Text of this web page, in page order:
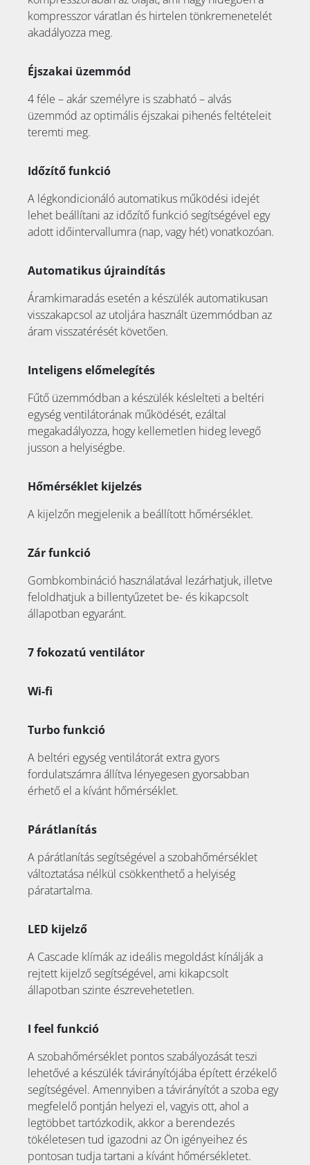
kompresszor váratlan és hirtelen tönkremenetelét
akadályozza meg.
Éjszakai üzemmód
4 féle – akár személyre is szabható – alvás
üzemmód az optimális éjszakai pihenés feltételeit
teremti meg.
Időzítő funkció
A légkondicionáló automatikus működési idejét
lehet beállítani az időzítő funkció segítségével egy
adott időintervallumra (nap, vagy hét) vonatkozóan.
Automatikus újraindítás
Áramkimaradás esetén a készülék automatikusan
visszakapcsol az utoljára használt üzemmódban az
áram visszatérését követően.
Inteligens előmelegítés
Fűtő üzemmódban a készülék késlelteti a beltéri
egység ventilátorának működését, ezáltal
megakadályozza, hogy kellemetlen hideg levegő
jusson a helyiségbe.
Hőmérséklet kijelzés
A kijelzőn megjelenik a beállított hőmérséklet.
Zár funkció
Gombkombináció használatával lezárhatjuk, illetve
feloldhatjuk a billentyűzetet be- és kikapcsolt
állapotban egyaránt.
7 fokozatú ventilátor
Wi-fi
Turbo funkció
A beltéri egység ventilátorát extra gyors
fordulatszámra állítva lényegesen gyorsabban
érhető el a kívánt hőmérséklet.
Párátlanítás
A párátlanítás segítségével a szobahőmérséklet
változtatása nélkül csökkenthető a helyiség
páratartalma.
LED kijelző
A Cascade klímák az ideális megoldást kínálják a
rejtett kijelző segítségével, ami kikapcsolt
állapotban szinte észrevehetetlen.
I feel funkció
A szobahőmérséklet pontos szabályozását teszi
lehetővé a készülék távirányítójába épített érzékelő
segítségével. Amennyiben a távirányítót a szoba egy
megfelelő pontján helyezi el, vagyis ott, ahol a
legtöbbet tartózkodik, akkor a berendezés
tökéletesen tud igazodni az Ön igényeihez és
pontosan tudja tartani a kívánt hőmérsékletet.